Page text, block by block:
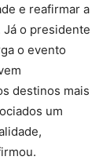
e reafirmar a
o presidente
o evento
destinos mais
um